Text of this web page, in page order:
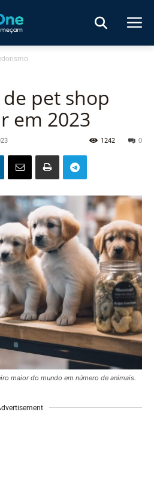
pet shop
em 2023
0
1242
maior do mundo em número de animais.